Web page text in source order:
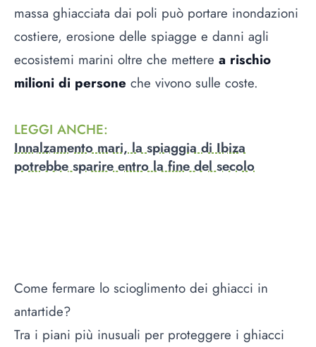
massa ghiacciata dai poli può portare inondazioni
costiere, erosione delle spiagge e danni agli
ecosistemi marini oltre che mettere a rischio
milioni di persone che vivono sulle coste.
LEGGI ANCHE:
Innalzamento mari, la spiaggia di Ibiza
potrebbe sparire entro la fine del secolo
Come fermare lo scioglimento dei ghiacci in
antartide?
Tra i piani più inusuali per proteggere i ghiacci